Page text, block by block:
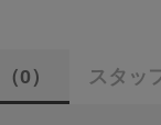
（0） スタッ